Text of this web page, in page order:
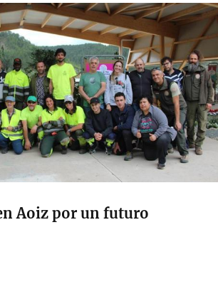
Aoiz por un futuro